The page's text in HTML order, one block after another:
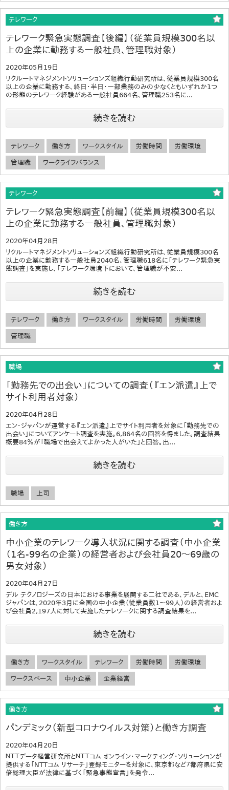
テレワーク
テレワーク緊急実態調査【後編】（従業員規模300名以
上の企業に勤務する一般社員、管理職対象）
2020年05月19日
リクルートマネジメントソリューションズ組織行動研究所は、従業員規模300名
以上の企業に勤務する、終日・半日・一部業務のみの少なくともいずれか1つ
の形態のテレワーク経験がある一般社員664名、管理職253名に...
続きを読む
テレワーク 働き方 ワークスタイル 労働時間 労働環境
管理職 ワークライフバランス
テレワーク
テレワーク緊急実態調査【前編】（従業員規模300名以
上の企業に勤務する一般社員、管理職対象）
2020年04月28日
リクルートマネジメントソリューションズ組織行動研究所は、従業員規模300名
以上の企業に勤務する一般社員2040名、管理職618名に「テレワーク緊急実
態調査」を実施し、「テレワーク環境下において、管理職が不安...
続きを読む
テレワーク 働き方 ワークスタイル 労働時間 労働環境
管理職
職場
「勤務先での出会い」についての調査（『エン派遣』上で
サイト利用者対象）
2020年04月28日
エン・ジャパンが運営する『エン派遣』上でサイト利用者を対象に「勤務先での
出会い」についてアンケート調査を実施。6,864名の回答を得ました。調査結果
概要84％が「職場で出会えてよかった人がいた」と回答。出...
続きを読む
職場 上司
働き方
中小企業のテレワーク導入状況に関する調査（中小企業
（1名-99名の企業）の経営者および会社員20～69歳の
男女対象）
2020年04月27日
デル テクノロジーズの日本における事業を展開する二社である、デルと、EMC
ジャパンは、2020年3月に全国の中小企業（従業員数1～99人）の経営者およ
び会社員2,197人に対して実施したテレワークに関する調査結果を...
続きを読む
働き方 ワークスタイル テレワーク 労働時間 労働環境
ワークスペース 中小企業 企業経営
働き方
パンデミック（新型コロナウイルス対策）と働き方調査
2020年04月20日
ＮＴＴデータ経営研究所とＮＴＴコム オンライン・マーケティング・ソリューションが
提供する「NTTコム リサーチ」登録モニターを対象に、東京都など７都府県に安
倍総理大臣が法律に基づく「緊急事態宣言」を発令...